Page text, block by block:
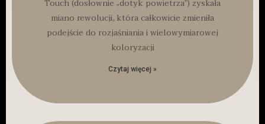
Touch (dosłownie „dotyk powietrza”) zyskała
miano rewolucji, która całkowicie zmieniła
podejście do rozjaśniania i wielowymiarowej
koloryzacji
Czytaj więcej »